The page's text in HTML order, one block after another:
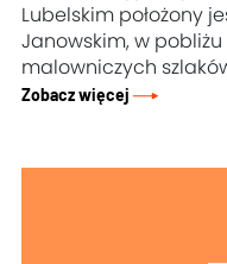
Lubelskim położony
Janowskim, w
malowniczych
Zobacz więcej